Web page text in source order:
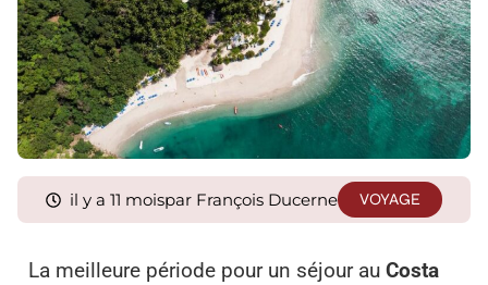
il y a 11 moispar François Ducerne VOYAGE
La meilleure période pour un séjour au Costa